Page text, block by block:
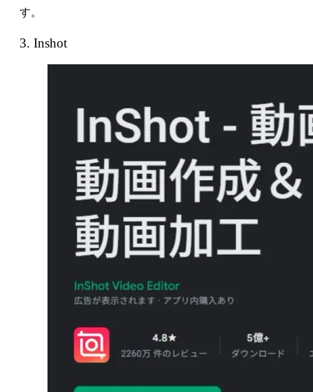
す。
3. Inshot